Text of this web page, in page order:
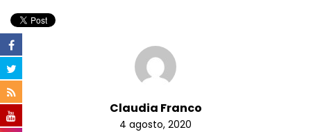
Claudia Franco
4 agosto, 2020